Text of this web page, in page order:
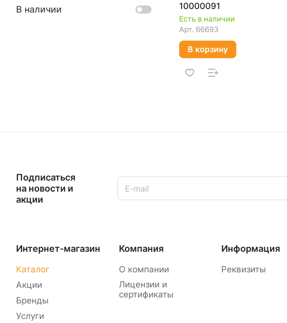
10000091
Есть в наличии
Арт. 66693
В корзину
В наличии
Подписаться
на новости и
акции
Интернет-магазин
Каталог
Акции
Бренды
Услуги
Компания
О компании
Лицензии и
сертификаты
Информация
Реквизиты